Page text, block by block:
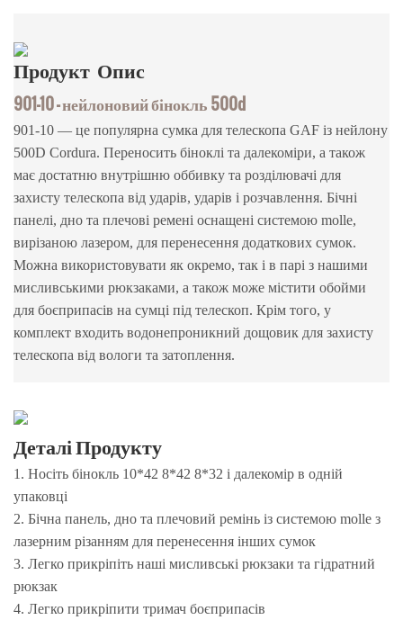
Продукт Опис
901-10 — нейлоновий бінокль 500d
901-10 — це популярна сумка для телескопа GAF із нейлону
500D Cordura. Переносить біноклі та далекоміри, а також
має достатню внутрішню оббивку та розділювачі для
захисту телескопа від ударів, ударів і розчавлення. Бічні
панелі, дно та плечові ремені оснащені системою molle,
вирізаною лазером, для перенесення додаткових сумок.
Можна використовувати як окремо, так і в парі з нашими
мисливськими рюкзаками, а також може містити обойми
для боєприпасів на сумці під телескоп. Крім того, у
комплект входить водонепроникний дощовик для захисту
телескопа від вологи та затоплення.
Деталі Продукту
1. Носіть бінокль 10*42 8*42 8*32 і далекомір в одній
упаковці
2. Бічна панель, дно та плечовий ремінь із системою molle з
лазерним різанням для перенесення інших сумок
3. Легко прикріпіть наші мисливські рюкзаки та гідратний
рюкзак
4. Легко прикріпити тримач боєприпасів